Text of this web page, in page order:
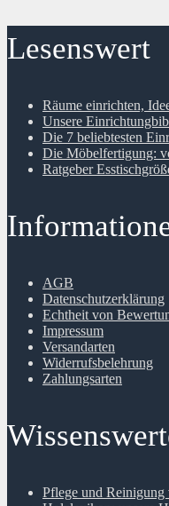
Lesenswert
Räume einrichten,
Unsere
Die 7 beliebtesten
Die Möbelfertigung:
Ratgeber
AGB
Datenschutzerklärung
Echtheit von
Impressum
Versandarten
Widerrufsbelehrung
Zahlungsarten
Pflege und